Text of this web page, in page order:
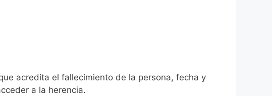
acredita el fallecimiento de la persona, fecha y
a la herencia.